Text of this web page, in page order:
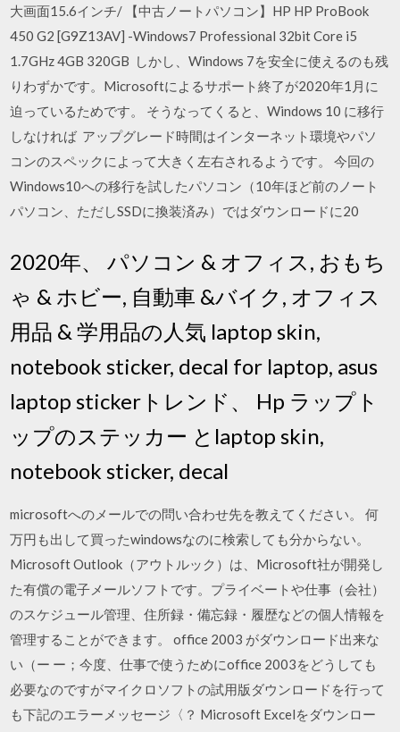
大画面15.6インチ/ 【中古ノートパソコン】HP HP ProBook
450 G2 [G9Z13AV] -Windows7 Professional 32bit Core i5
1.7GHz 4GB 320GB しかし、Windows 7を安全に使えるのも残
りわずかです。Microsoftによるサポート終了が2020年1月に
迫っているためです。 そうなってくると、Windows 10 に移行
しなければ アップグレード時間はインターネット環境やパソ
コンのスペックによって大きく左右されるようです。 今回の
Windows10への移行を試したパソコン（10年ほど前のノート
パソコン、ただしSSDに換装済み）ではダウンロードに20
2020年、 パソコン & オフィス, おもち
ゃ & ホビー, 自動車 &バイク, オフィス
用品 & 学用品の人気 laptop skin,
notebook sticker, decal for laptop, asus
laptop stickerトレンド、 Hp ラップト
ップのステッカー とlaptop skin,
notebook sticker, decal
microsoftへのメールでの問い合わせ先を教えてください。 何
万円も出して買ったwindowsなのに検索しても分からない。
Microsoft Outlook（アウトルック）は、Microsoft社が開発し
た有償の電子メールソフトです。プライベートや仕事（会社）
のスケジュール管理、住所録・備忘録・履歴などの個人情報を
管理することができます。 office 2003 がダウンロード出来な
い（ー ー；今度、仕事で使うためにoffice 2003をどうしても
必要なのですがマイクロソフトの試用版ダウンロードを行って
も下記のエラーメッセージ〈？ Microsoft Excelをダウンロー